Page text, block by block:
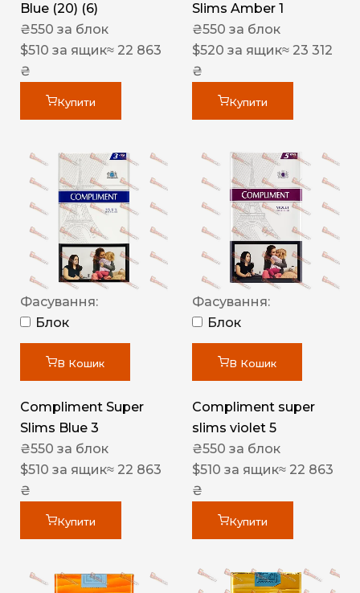
Blue (20) (6)
₴550 за блок
$510 за ящик≈ 22 863
₴
Купити
Slims Amber 1
₴550 за блок
$520 за ящик≈ 23 312
₴
Купити
Фасування:
Блок
В Кошик
Compliment Super
Slims Blue 3
₴550 за блок
$510 за ящик≈ 22 863
₴
Купити
Фасування:
Блок
В Кошик
Compliment super
slims violet 5
₴550 за блок
$510 за ящик≈ 22 863
₴
Купити